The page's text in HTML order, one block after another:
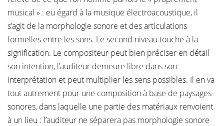
musical » : eu égard à la musique électroacoustique, il
s’agit de la morphologie sonore et des articulations
formelles entre les sons. Le second niveau touche à la
signification. Le compositeur peut bien préciser en détail
son intention, l’auditeur demeure libre dans son
interprétation et peut multiplier les sens possibles. Il en va
tout autrement pour une composition à base de paysages
sonores, dans laquelle une partie des matériaux renvoient
à un lieu : l’auditeur ne séparera pas morphologie sonore